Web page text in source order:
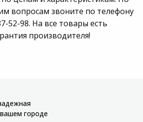
вопросам звоните по телефону
52-98. На все товары есть
производителя!
городе